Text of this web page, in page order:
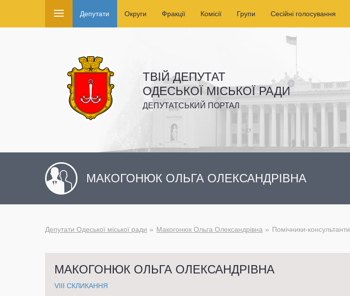
Депутати Округи Фракції Комісії Групи Сесійні голосування
ТВІЙ ДЕПУТАТ
ОДЕСЬКОЇ МІСЬКОЇ РАДИ
ДЕПУТАТСЬКИЙ ПОРТАЛ
МАКОГОНЮК ОЛЬГА ОЛЕКСАНДРІВНА
Депутати Одеської міської ради Макогонюк Ольга Олександрівна Помічники-консультанти
МАКОГОНЮК ОЛЬГА ОЛЕКСАНДРІВНА
VIII СКЛИКАННЯ